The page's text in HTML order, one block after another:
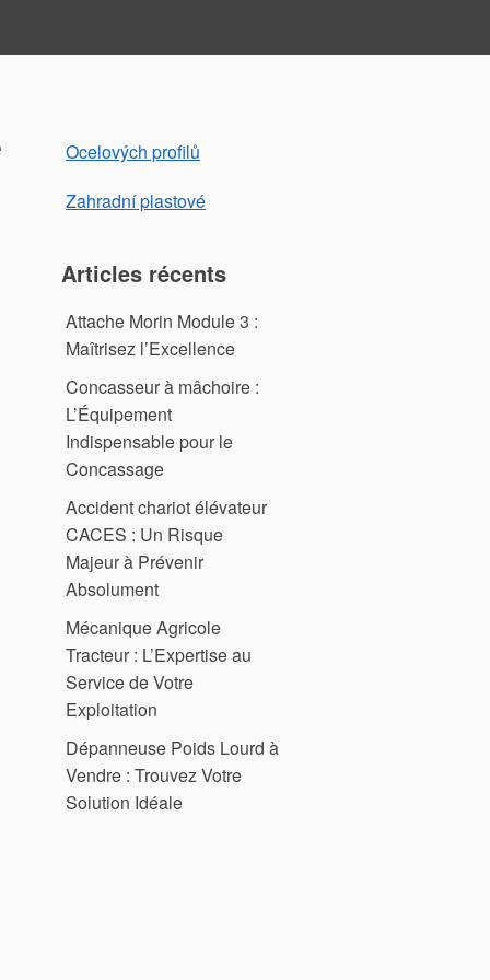
Ocelových profilů
Zahradní plastové
Articles récents
Attache Morin Module 3 :
Maîtrisez l’Excellence
Concasseur à mâchoire :
L’Équipement
Indispensable pour le
Concassage
Accident chariot élévateur
CACES : Un Risque
Majeur à Prévenir
Absolument
Mécanique Agricole
Tracteur : L’Expertise au
Service de Votre
Exploitation
Dépanneuse Poids Lourd à
Vendre : Trouvez Votre
Solution Idéale